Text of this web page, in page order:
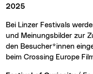
2025
Bei Linzer Festivals
und Meinungsbilder zur
den Besucher*innen
beim Crossing Europe